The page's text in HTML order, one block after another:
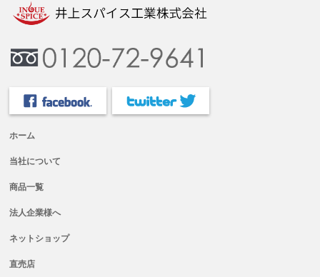
ホーム
当社について
商品一覧
法人企業様へ
ネットショップ
直売店